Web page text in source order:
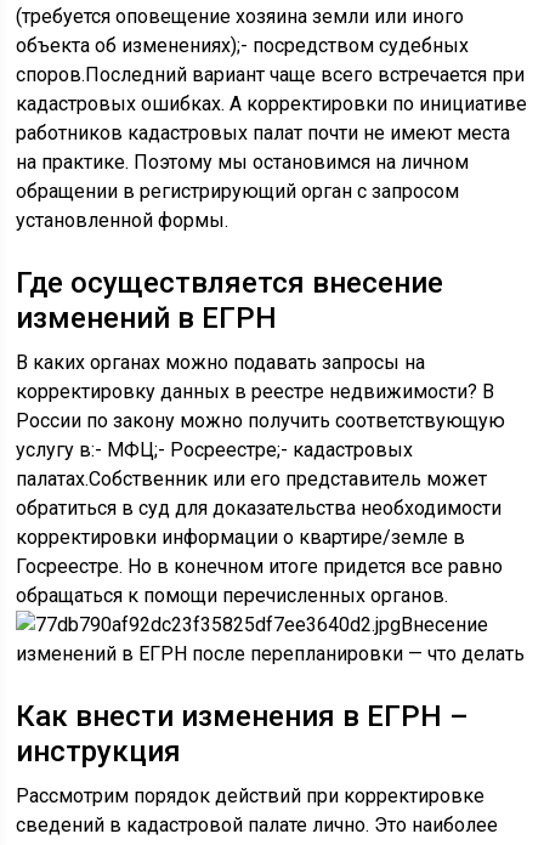
(требуется оповещение хозяина земли или иного
объекта об изменениях);- посредством судебных
споров.Последний вариант чаще всего встречается при
кадастровых ошибках. А корректировки по инициативе
работников кадастровых палат почти не имеют места
на практике. Поэтому мы остановимся на личном
обращении в регистрирующий орган с запросом
установленной формы.
Где осуществляется внесение
изменений в ЕГРН
В каких органах можно подавать запросы на
корректировку данных в реестре недвижимости? В
России по закону можно получить соответствующую
услугу в:- МФЦ;- Росреестре;- кадастровых
палатах.Собственник или его представитель может
обратиться в суд для доказательства необходимости
корректировки информации о квартире/земле в
Госреестре. Но в конечном итоге придется все равно
обращаться к помощи перечисленных органов.
Внесение
изменений в ЕГРН после перепланировки — что делать
Как внести изменения в ЕГРН –
инструкция
Рассмотрим порядок действий при корректировке
сведений в кадастровой палате лично. Это наиболее